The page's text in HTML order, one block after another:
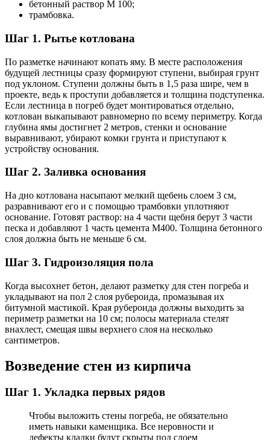
бетонный раствор М 100;
трамбовка.
Шаг 1. Рытье котлована
По разметке начинают копать яму. В месте расположения
будущей лестницы сразу формируют ступени, выбирая грунт
под уклоном. Ступени должны быть в 1,5 раза шире, чем в
проекте, ведь к проступи добавляется и толщина подступенка.
Если лестница в погреб будет монтироваться отдельно,
котлован выкапывают равномерно по всему периметру. Когда
глубина ямы достигнет 2 метров, стенки и основание
выравнивают, убирают комки грунта и приступают к
устройству основания.
Шаг 2. Заливка основания
На дно котлована насыпают мелкий щебень слоем 3 см,
разравнивают его и с помощью трамбовки уплотняют
основание. Готовят раствор: на 4 части щебня берут 3 части
песка и добавляют 1 часть цемента М400. Толщина бетонного
слоя должна быть не меньше 6 см.
Шаг 3. Гидроизоляция пола
Когда высохнет бетон, делают разметку для стен погреба и
укладывают на пол 2 слоя рубероида, промазывая их
битумной мастикой. Края рубероида должны выходить за
периметр разметки на 10 см; полосы материала стелят
внахлест, смещая швы верхнего слоя на несколько
сантиметров.
Возведение стен из кирпича
Шаг 1. Укладка первых рядов
Чтобы выложить стены погреба, не обязательно
иметь навыки каменщика. Все неровности и
дефекты кладки будут скрыты под слоем